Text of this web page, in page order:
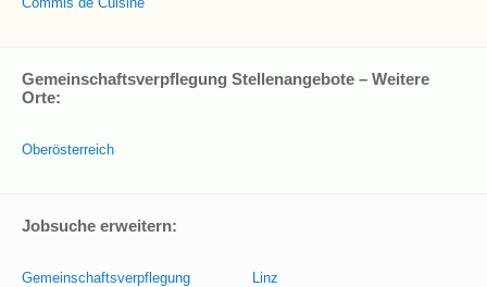
Gemeinschaftsverpflegung Stellenangebote – Weitere
Orte:
Oberösterreich
Jobsuche erweitern:
Gemeinschaftsverpflegung Linz